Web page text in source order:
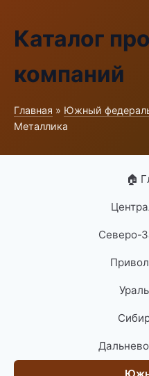
Каталог
компаний
Главная » Южный
Металлика
🏠
Северо-